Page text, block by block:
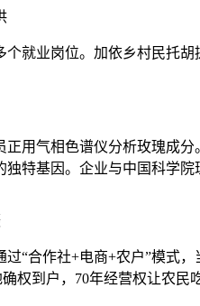
业岗位。加依乡村民托胡
气相色谱仪分析玫瑰成分
特基因。企业与中国科学
合作社+电商+农户”模式，
权到户，70年经营权让农民